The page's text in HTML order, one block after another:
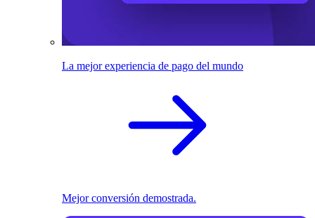
La mejor experiencia de pago del mundo
Mejor conversión demostrada.